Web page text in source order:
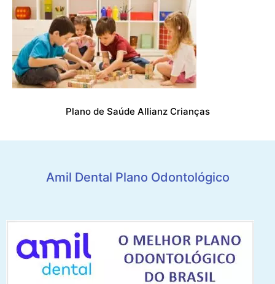
Plano de Saúde Allianz Crianças
Amil Dental Plano Odontológico